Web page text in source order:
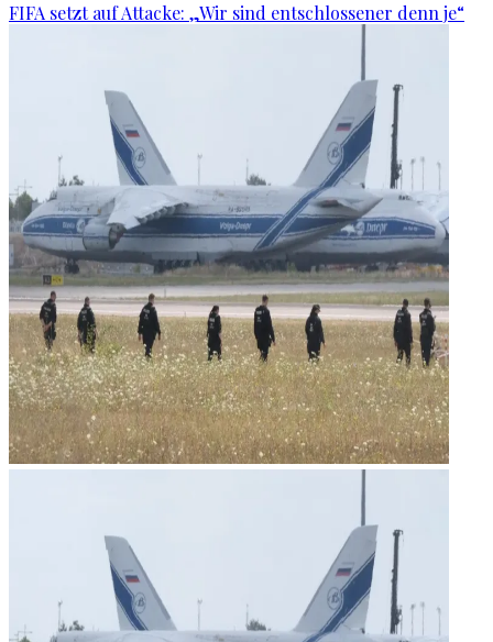
FIFA setzt auf Attacke: „Wir sind entschlossener denn je“